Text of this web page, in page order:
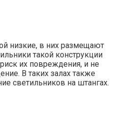
низкие, в них размещают
такой конструкции
их повреждения, и не
В таких залах также
светильников на штангах.